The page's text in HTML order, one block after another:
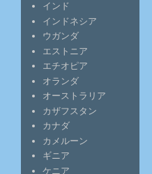
インド
インドネシア
ウガンダ
エストニア
エチオピア
オランダ
オーストラリア
カザフスタン
カナダ
カメルーン
ギニア
ケニア